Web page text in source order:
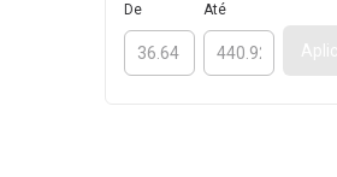
De Até